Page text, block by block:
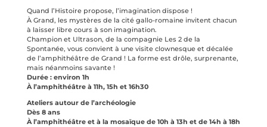
Quand l’Histoire propose, l’imagination dispose !
À Grand, les mystères de la cité gallo-romaine invitent chacun
à laisser libre cours à son imagination.
Champion et Ultrason, de la compagnie Les 2 de la
Spontanée, vous convient à une visite clownesque et décalée
de l’amphithéâtre de Grand ! La forme est drôle, surprenante,
mais néanmoins savante !
Durée : environ 1h
À l’amphithéâtre à 11h, 15h et 16h30
Ateliers autour de l’archéologie
Dès 8 ans
À l’amphithéâtre et à la mosaïque de 10h à 13h et de 14h à 18h